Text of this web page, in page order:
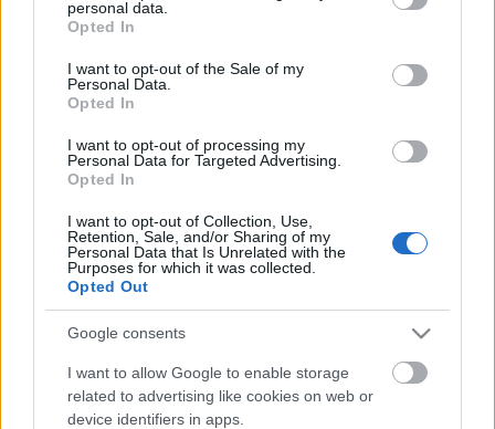
grant or deny consent to Google and its third-party tags to
use your data for below specified purposes in below Google
consent section.
personal data.
Opted In
I want to opt-out of the Sale of my
Personal Data.
Opted In
I want to opt-out of processing my
Personal Data for Targeted Advertising.
Opted In
I want to opt-out of Collection, Use,
Retention, Sale, and/or Sharing of my
Personal Data that Is Unrelated with the
Purposes for which it was collected.
Opted Out
Google consents
I want to allow Google to enable storage
related to advertising like cookies on web or
device identifiers in apps.
fashionista fermentációs séfje
Budapesten!
világevő•2017. február 20.
Nagyon boldog vagyok, mert a közreműködésemmel
sikerült beszervezni a Noma 'tudományos
bunkeréből' egy nagyszerű szakmai rendezvényre
Budapestre! Fotó: Christopher Morris, The Globe
And Mail
Lenyűgöző tonhal, értő kezekben
világevő•2014. május 05.